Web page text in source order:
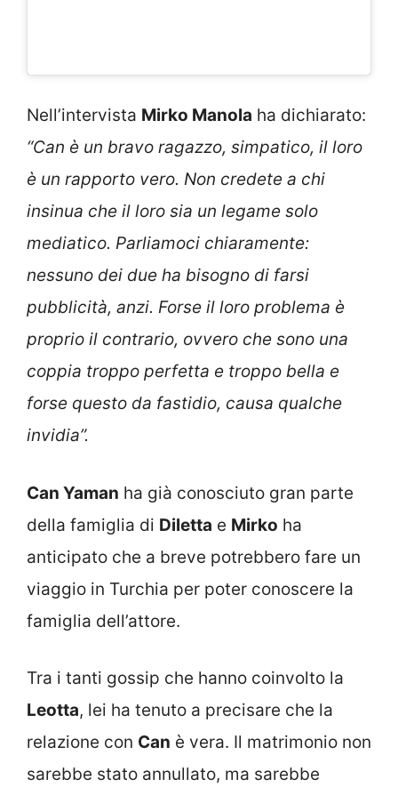
Nell’intervista Mirko Manola ha dichiarato:
“Can è un bravo ragazzo, simpatico, il loro
è un rapporto vero. Non credete a chi
insinua che il loro sia un legame solo
mediatico. Parliamoci chiaramente:
nessuno dei due ha bisogno di farsi
pubblicità, anzi. Forse il loro problema è
proprio il contrario, ovvero che sono una
coppia troppo perfetta e troppo bella e
forse questo da fastidio, causa qualche
invidia”.
Can Yaman ha già conosciuto gran parte
della famiglia di Diletta e Mirko ha
anticipato che a breve potrebbero fare un
viaggio in Turchia per poter conoscere la
famiglia dell’attore.
Tra i tanti gossip che hanno coinvolto la
Leotta, lei ha tenuto a precisare che la
relazione con Can è vera. Il matrimonio non
sarebbe stato annullato, ma sarebbe